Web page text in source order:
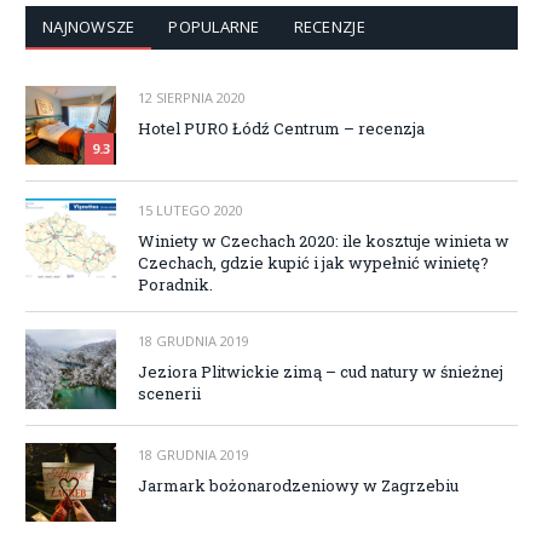
NAJNOWSZE POPULARNE RECENZJE
9.3
12 SIERPNIA 2020
Hotel PURO Łódź Centrum – recenzja
15 LUTEGO 2020
Winiety w Czechach 2020: ile kosztuje winieta w
Czechach, gdzie kupić i jak wypełnić winietę?
Poradnik.
18 GRUDNIA 2019
Jeziora Plitwickie zimą – cud natury w śnieżnej
scenerii
18 GRUDNIA 2019
Jarmark bożonarodzeniowy w Zagrzebiu